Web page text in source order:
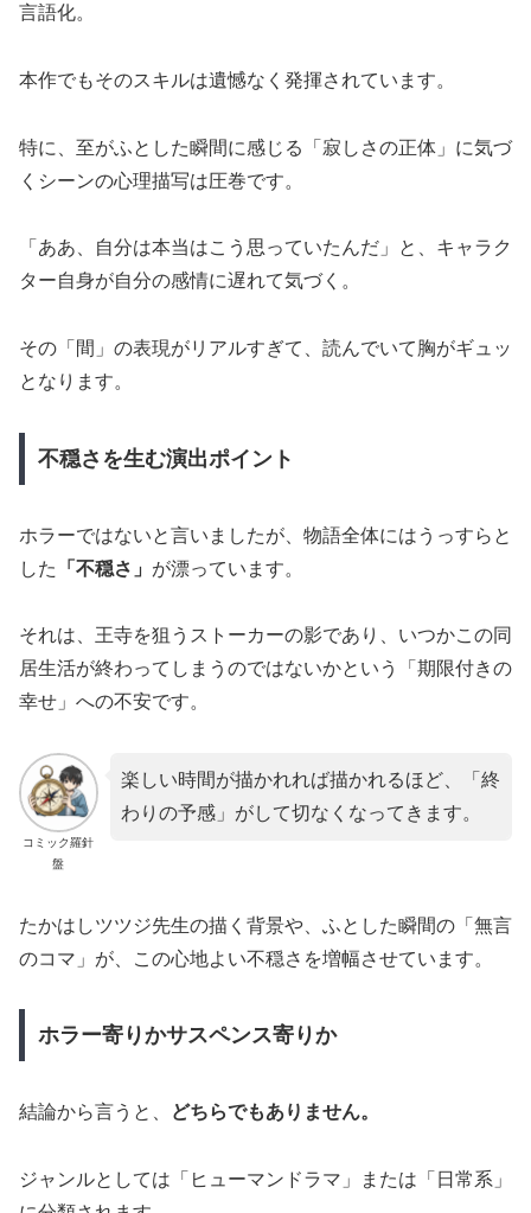
言語化。
本作でもそのスキルは遺憾なく発揮されています。
特に、至がふとした瞬間に感じる「寂しさの正体」に気づ
くシーンの心理描写は圧巻です。
「ああ、自分は本当はこう思っていたんだ」と、キャラク
ター自身が自分の感情に遅れて気づく。
その「間」の表現がリアルすぎて、読んでいて胸がギュッ
となります。
不穏さを生む演出ポイント
ホラーではないと言いましたが、物語全体にはうっすらと
した
「不穏さ」 が漂っています。
それは、王寺を狙うストーカーの影であり、いつかこの同
居生活が終わってしまうのではないかという「期限付きの
幸せ」への不安です。
コミック羅針
盤
楽しい時間が描かれれば描かれるほど、「終
わりの予感」がして切なくなってきます。
たかはしツツジ先生の描く背景や、ふとした瞬間の「無言
のコマ」が、この心地よい不穏さを増幅させています。
ホラー寄りかサスペンス寄りか
結論から言うと、 どちらでもありません。
ジャンルとしては「ヒューマンドラマ」または「日常系」